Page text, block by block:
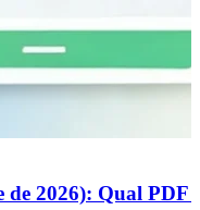
2026): Qual PDF